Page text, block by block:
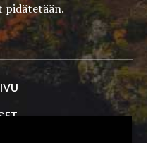
pidätetään.